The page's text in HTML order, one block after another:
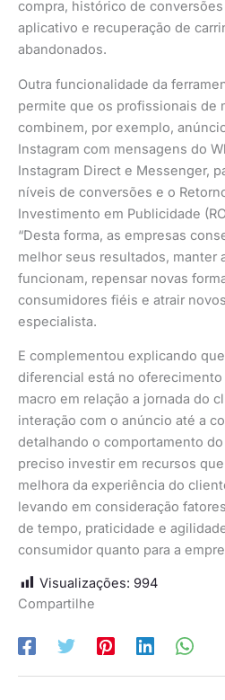
compra, histórico de
aplicativo e recuperação de
abandonados.
Outra funcionalidade da
permite que os profissionais de
combinem, por exemplo,
Instagram com mensagens do
Instagram Direct e Messenger,
níveis de conversões e o
Investimento em Publicidade
“Desta forma, as empresas
melhor seus resultados, manter
funcionam, repensar novas
consumidores fiéis e atrair
especialista.
E complementou explicando
diferencial está no oferecimento
macro em relação a jornada do
interação com o anúncio até a
detalhando o comportamento do
preciso investir em recursos
melhora da experiência do
levando em consideração
de tempo, praticidade e
consumidor quanto para a
Visualizações: 994
Compartilhe